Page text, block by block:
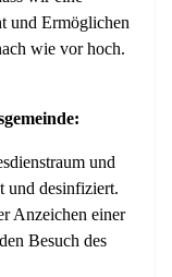
und Ermöglichen
wie vor hoch.
und
und desinfiziert.
Anzeichen einer
Besuch des